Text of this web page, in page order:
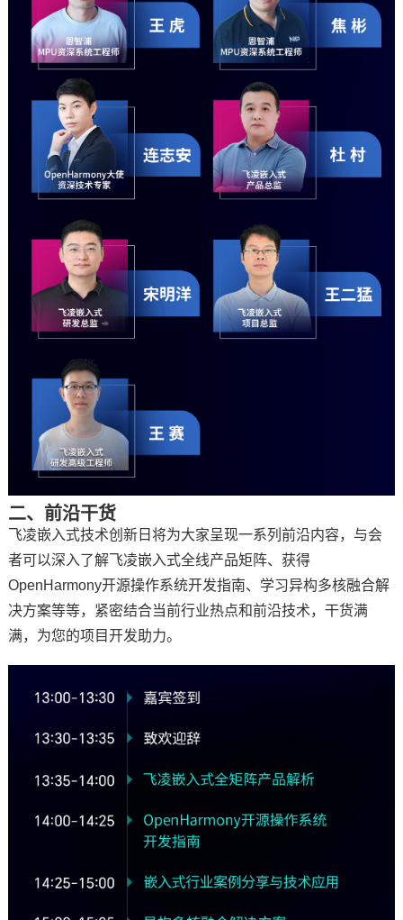
二、前沿干货
飞凌嵌入式技术创新日将为大家呈现一系列前沿内容，与会
者可以深入了解飞凌嵌入式全线产品矩阵、获得
OpenHarmony开源操作系统开发指南、学习异构多核融合解
决方案等等，紧密结合当前行业热点和前沿技术，干货满
满，为您的项目开发助力。